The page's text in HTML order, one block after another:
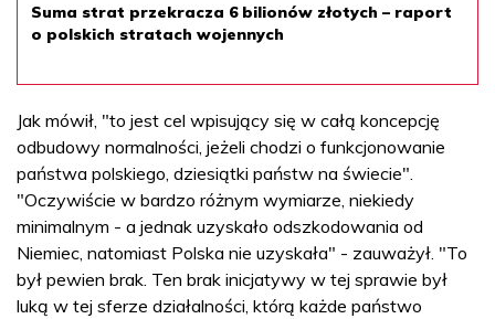
Suma strat przekracza 6 bilionów złotych – raport
o polskich stratach wojennych
Jak mówił, "to jest cel wpisujący się w całą koncepcję
odbudowy normalności, jeżeli chodzi o funkcjonowanie
państwa polskiego, dziesiątki państw na świecie".
"Oczywiście w bardzo różnym wymiarze, niekiedy
minimalnym - a jednak uzyskało odszkodowania od
Niemiec, natomiast Polska nie uzyskała" - zauważył. "To
był pewien brak. Ten brak inicjatywy w tej sprawie był
luką w tej sferze działalności, którą każde państwo